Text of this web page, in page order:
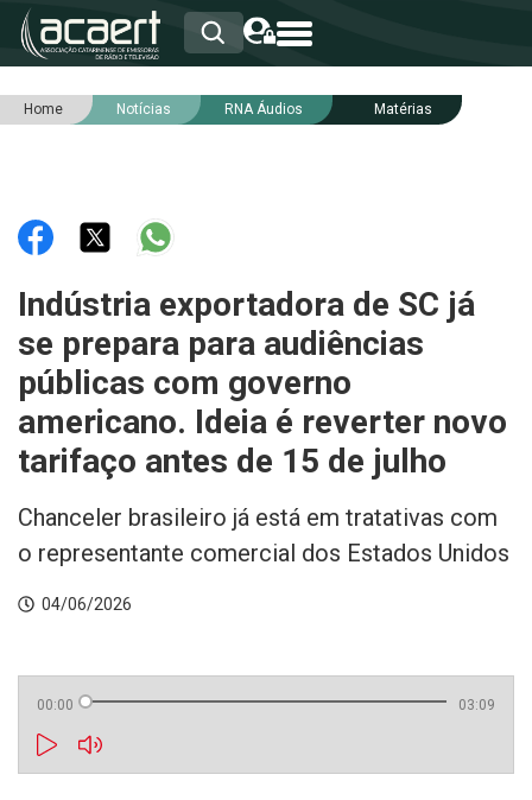
HOME
RNA
NOTÍCIAS
SERVIÇOS
INTEGRIDADE
Home Notícias RNA Áudios Matérias
Indústria exportadora de SC já
se prepara para audiências
públicas com governo
americano. Ideia é reverter novo
tarifaço antes de 15 de julho
Chanceler brasileiro já está em tratativas com
o representante comercial dos Estados Unidos
04/06/2026
00:00 03:09